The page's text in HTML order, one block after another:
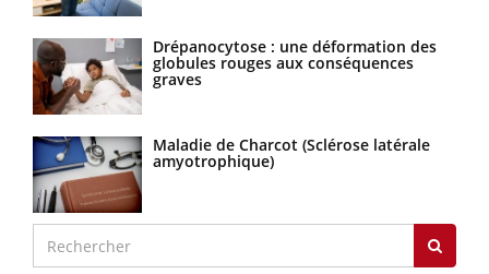
Drépanocytose : une déformation des
globules rouges aux conséquences
graves
Maladie de Charcot (Sclérose latérale
amyotrophique)